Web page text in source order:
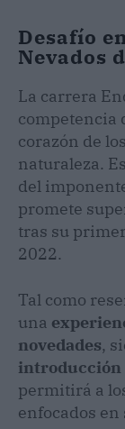
Desafío
Nevados
La carrera
competencia
corazón de
naturaleza.
del
promete
tras su
2022.
Tal como
una
novedades,
introducción
permitirá a
enfocados en